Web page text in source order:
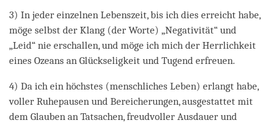
3) In jeder einzelnen Lebenszeit, bis ich dies erreicht habe,
möge selbst der Klang (der Worte) „Negativität“ und
„Leid“ nie erschallen, und möge ich mich der Herrlichkeit
eines Ozeans an Glückseligkeit und Tugend erfreuen.
4) Da ich ein höchstes (menschliches Leben) erlangt habe,
voller Ruhepausen und Bereicherungen, ausgestattet mit
dem Glauben an Tatsachen, freudvoller Ausdauer und